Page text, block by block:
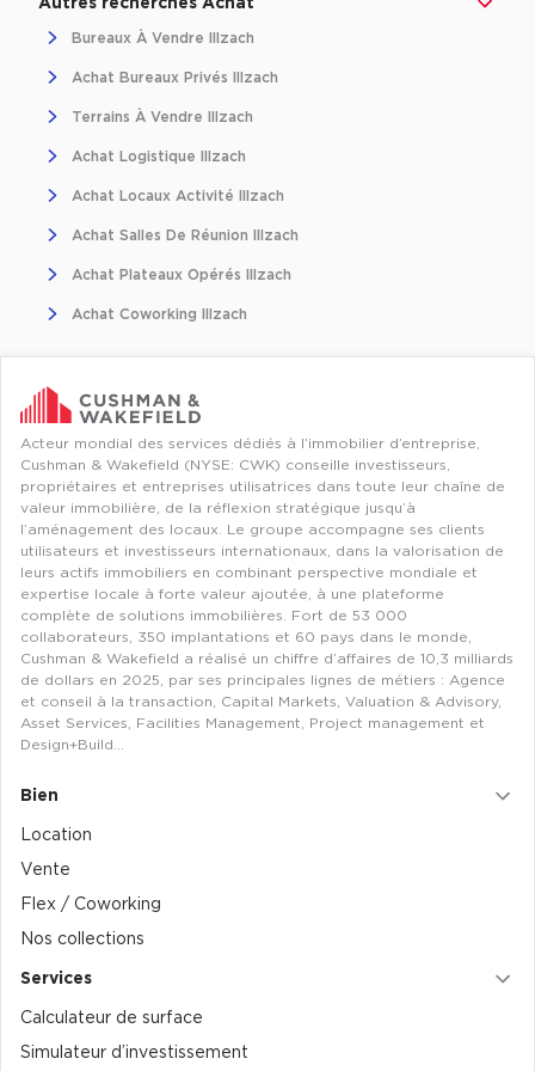
Collections de Logistique
Logistique urbaine
Entrepôts Messagerie
Entrepôts logistique classe A
Entrepôts XXL
Location de Commerces à Paris
Location de Commerces à Toulouse
Location de Commerces à Reims
Achat de Commerces
Achat de Commerces à Nîmes
Achat de Commerces à Toulouse
Achat de Commerces à Marseille
Achat de Commerces à Dijon
Bureaux privés
Bureaux privés à Paris
Bureaux privés à Lyon
Bureaux privés à Marseille
Bureaux privés à Neuilly-sur-Seine
Autres recherches Achat
Bureaux À Vendre Illzach
Achat Bureaux Privés Illzach
Terrains À Vendre Illzach
Achat Logistique Illzach
Achat Locaux Activité Illzach
Achat Salles De Réunion Illzach
Achat Plateaux Opérés Illzach
Achat Coworking Illzach
Acteur mondial des services dédiés à l’immobilier d’entreprise,
Cushman & Wakefield (NYSE: CWK) conseille investisseurs,
propriétaires et entreprises utilisatrices dans toute leur chaîne de
valeur immobilière, de la réflexion stratégique jusqu’à
l’aménagement des locaux. Le groupe accompagne ses clients
utilisateurs et investisseurs internationaux, dans la valorisation de
leurs actifs immobiliers en combinant perspective mondiale et
expertise locale à forte valeur ajoutée, à une plateforme
complète de solutions immobilières. Fort de 53 000
collaborateurs, 350 implantations et 60 pays dans le monde,
Cushman & Wakefield a réalisé un chiffre d’affaires de 10,3 milliards
de dollars en 2025, par ses principales lignes de métiers : Agence
et conseil à la transaction, Capital Markets, Valuation & Advisory,
Asset Services, Facilities Management, Project management et
Design+Build…
Bien
Location
Vente
Flex / Coworking
Nos collections
Services
Calculateur de surface
Simulateur d’investissement